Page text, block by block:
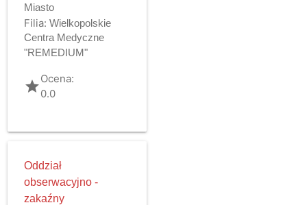
Miasto
Filia: Wielkopolskie
Centra Medyczne
"REMEDIUM"
gradeOcena:
0.0
Oddział
obserwacyjno -
zakaźny